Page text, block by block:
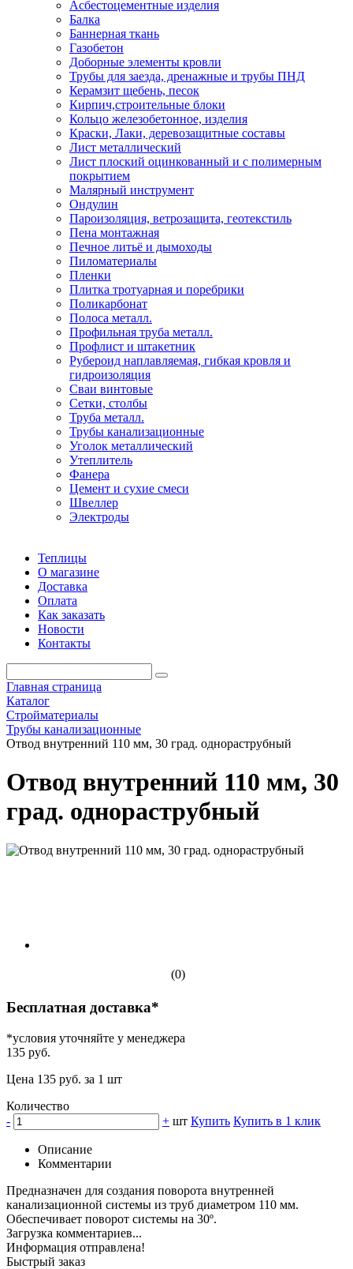
Асбестоцементные изделия
Балка
Баннерная ткань
Газобетон
Доборные элементы кровли
Трубы для заезда, дренажные и трубы ПНД
Керамзит щебень, песок
Кирпич,строительные блоки
Кольцо железобетонное, изделия
Краски, Лаки, деревозащитные составы
Лист металлический
Лист плоский оцинкованный и с полимерным
покрытием
Малярный инструмент
Ондулин
Пароизоляция, ветрозащита, геотекстиль
Пена монтажная
Печное литьё и дымоходы
Пиломатериалы
Пленки
Плитка тротуарная и поребрики
Поликарбонат
Полоса металл.
Профильная труба металл.
Профлист и штакетник
Рубероид наплавляемая, гибкая кровля и
гидроизоляция
Сваи винтовые
Сетки, столбы
Труба металл.
Трубы канализационные
Уголок металлический
Утеплитель
Фанера
Цемент и сухие смеси
Швеллер
Электроды
Теплицы
О магазине
Доставка
Оплата
Как заказать
Новости
Контакты
Главная страница
Каталог
Стройматериалы
Трубы канализационные
Отвод внутренний 110 мм, 30 град. однораструбный
Отвод внутренний 110 мм, 30
град. однораструбный
(0)
Бесплатная доставка*
*условия уточняйте у менеджера
135 руб.
Цена 135 руб. за 1 шт
Количество
-
+ шт Купить Купить в 1 клик
Описание
Комментарии
Предназначен для создания поворота внутренней
канализационной системы из труб диаметром 110 мм.
Обеспечивает поворот системы на 30º.
Загрузка комментариев...
Информация отправлена!
Быстрый заказ